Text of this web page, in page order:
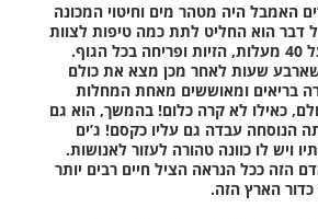
האמבל היה מטהר מים וחיטוי המכונה
דבר הוא החליט לתת כמה טיפות לצוות
שלו, שסבלו מחום מעל 40 מעלות, הזיות ופריחה בכל הגוף.
שעות לאחר מכן מצא את כולם
בריאים ומאוששים מאחת המחלות
כאילו לא קרה כלום! בהמשך, הוא גם
הנוסחה עבדה גם עליו כקסם! ג’ים
ויש לו כוונה טהורה לעזור לאנושות.
הזה ככל הנראה הציל חיים רבים יותר
הארץ הזה.